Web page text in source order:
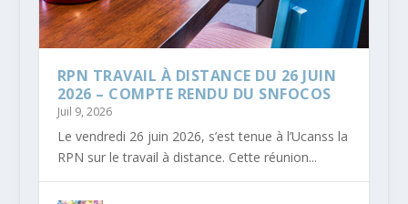
RPN TRAVAIL À DISTANCE DU 26 JUIN
2026 – COMPTE RENDU DU SNFOCOS
Juil 9, 2026
Le vendredi 26 juin 2026, s’est tenue à l’Ucanss la
RPN sur le travail à distance. Cette réunion...